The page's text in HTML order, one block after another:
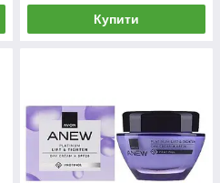
Купити